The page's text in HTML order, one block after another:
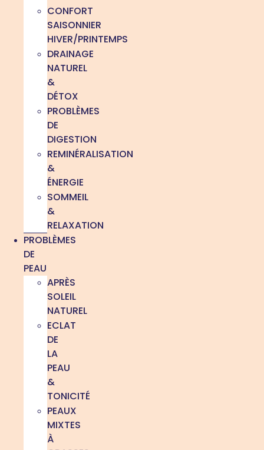
CONFORT
SAISONNIER
HIVER/PRINTEMPS
DRAINAGE
NATUREL
&
DÉTOX
PROBLÈMES
DE
DIGESTION
REMINÉRALISATION
&
ÉNERGIE
SOMMEIL
&
RELAXATION
PROBLÈMES
DE
PEAU
APRÈS
SOLEIL
NATUREL
ECLAT
DE
LA
PEAU
&
TONICITÉ
PEAUX
MIXTES
À